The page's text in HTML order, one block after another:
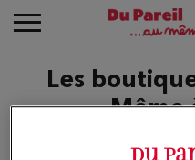
Les
Même